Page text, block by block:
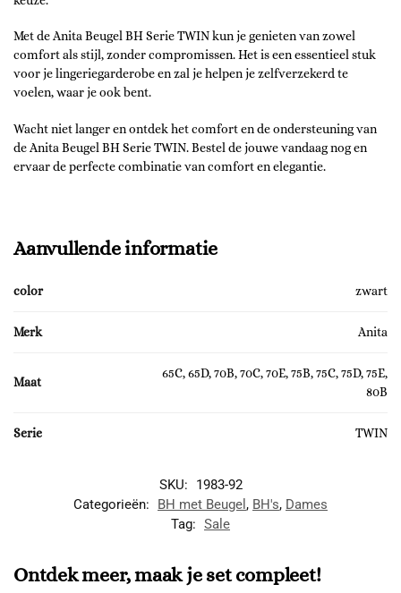
Met de Anita Beugel BH Serie TWIN kun je genieten van zowel
comfort als stijl, zonder compromissen. Het is een essentieel stuk
voor je lingeriegarderobe en zal je helpen je zelfverzekerd te
voelen, waar je ook bent.
Wacht niet langer en ontdek het comfort en de ondersteuning van
de Anita Beugel BH Serie TWIN. Bestel de jouwe vandaag nog en
ervaar de perfecte combinatie van comfort en elegantie.
Aanvullende informatie
color zwart
Merk Anita
Maat
65C, 65D, 70B, 70C, 70E, 75B, 75C, 75D, 75E,
80B
Serie TWIN
SKU:
1983-92
Categorieën:
BH met Beugel , BH's, Dames
Tag: Sale
Ontdek meer, maak je set compleet!